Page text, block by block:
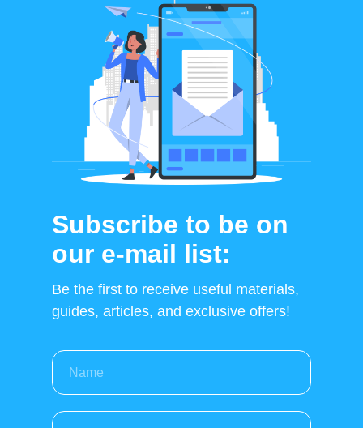
Subscribe to be on
our e-mail list:
Be the first to receive useful materials,
guides, articles, and exclusive offers!